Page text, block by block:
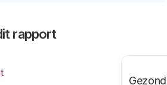
rapport